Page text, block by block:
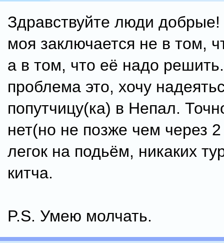
Здравствуйте люди
моя заключается не в том,
а в том, что её надо
проблема это, хочу
попутчицу(ка) в Непал.
нет(но не позже чем через
легок на подьём, никаких
китча.
P.S. Умею молчать.